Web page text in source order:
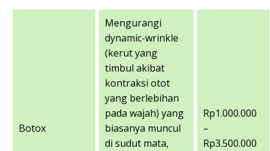
Botox
Mengurangi
dynamic-wrinkle
(kerut yang
timbul akibat
kontraksi otot
yang berlebihan
pada wajah) yang
biasanya muncul
di sudut mata,
Rp1.000.000
–
Rp3.500.000